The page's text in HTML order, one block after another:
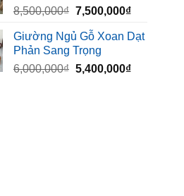
8,500,000₫ Giá
là:
8,500,000₫.
7,500,000₫Giá
tại
Giường Ngủ Gỗ Xoan Dạt
Phản Sang Trọng
6,000,000₫ Giá
5,400,000₫Giá